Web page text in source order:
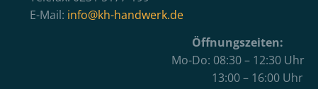
E-Mail: info@kh-handwerk.de
Öffnungszeiten:
Mo-Do: 08:30 – 12:30 Uhr
13:00 – 16:00 Uhr